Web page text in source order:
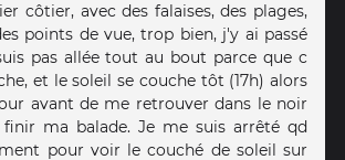
côtier, avec des falaises, des plages,
points de vue, trop bien, j'y ai passé
pas allée tout au bout parce que c
et le soleil se couche tôt (17h) alors
avant de me retrouver dans le noir
ma balade. Je me suis arrêté qd
pour voir le couché de soleil sur